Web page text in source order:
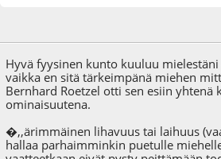
Hyvä fyysinen kunto kuuluu
vaikka en sitä tärkeimpänä miehen
Bernhard Roetzel otti sen esiin yhtenä
ominaisuutena.
�,,ärimmäinen lihavuus tai laihuus
hallaa parhaimminkin puetulle